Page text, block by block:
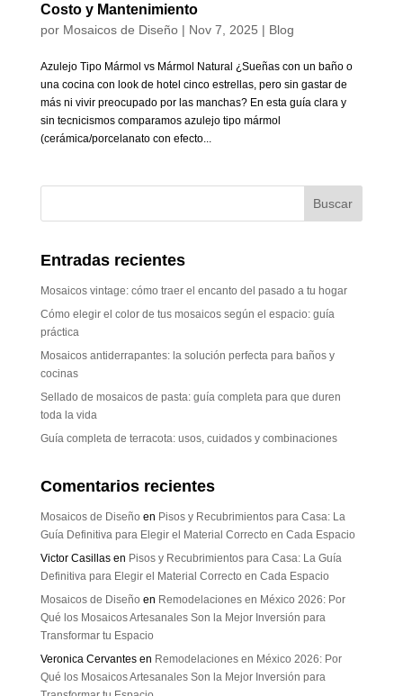
Costo y Mantenimiento
por Mosaicos de Diseño| Nov 7, 2025 | Blog
Azulejo Tipo Mármol vs Mármol Natural ¿Sueñas con un baño o
una cocina con look de hotel cinco estrellas, pero sin gastar de
más ni vivir preocupado por las manchas? En esta guía clara y
sin tecnicismos comparamos azulejo tipo mármol
(cerámica/porcelanato con efecto...
Entradas recientes
Mosaicos vintage: cómo traer el encanto del pasado a tu hogar
Cómo elegir el color de tus mosaicos según el espacio: guía
práctica
Mosaicos antiderrapantes: la solución perfecta para baños y
cocinas
Sellado de mosaicos de pasta: guía completa para que duren
toda la vida
Guía completa de terracota: usos, cuidados y combinaciones
Comentarios recientes
Mosaicos de Diseño en Pisos y Recubrimientos para Casa: La
Guía Definitiva para Elegir el Material Correcto en Cada Espacio
Victor Casillasen Pisos y Recubrimientos para Casa: La Guía
Definitiva para Elegir el Material Correcto en Cada Espacio
Mosaicos de Diseño en Remodelaciones en México 2026: Por
Qué los Mosaicos Artesanales Son la Mejor Inversión para
Transformar tu Espacio
Veronica Cervantesen Remodelaciones en México 2026: Por
Qué los Mosaicos Artesanales Son la Mejor Inversión para